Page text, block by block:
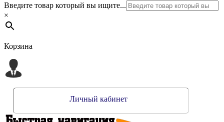
Введите товар который вы ищите...
×
Корзина
Личный кабинет